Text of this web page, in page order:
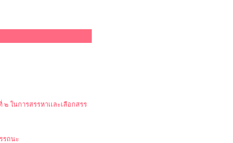
ในการสรรหาเเละเลือกสรร
รถนะ